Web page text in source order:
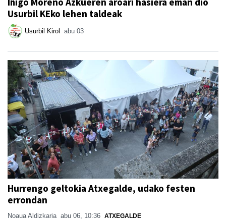
Usurbil KEko lehen taldeak
Usurbil Kirol abu 03
Hurrengo geltokia Atxegalde, udako festen
errondan
Noaua Aldizkaria abu 06, 10:36 ATXEGALDE